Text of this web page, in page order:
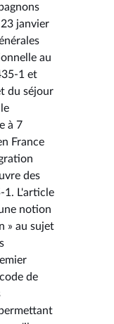
janvier
au
1 et
du séjour
à 7
France
des
1. L'article
notion
» au sujet
de